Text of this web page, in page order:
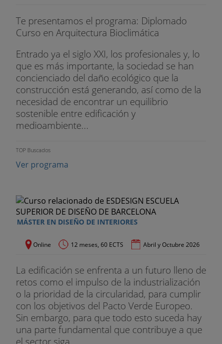
Te presentamos el programa: Diplomado
Curso en Arquitectura Bioclimática
Entrado ya el siglo XXI, los profesionales y, lo
que es más importante, la sociedad se han
concienciado del daño ecológico que la
construcción está generando, así como de la
necesidad de encontrar un equilibrio
sostenible entre edificación y
medioambiente...
TOP Buscados
Ver programa
MÁSTER EN DISEÑO DE INTERIORES
Online 12 meses, 60 ECTS Abril y Octubre 2026
La edificación se enfrenta a un futuro lleno de
retos como el impulso de la industrialización
o la prioridad de la circularidad, para cumplir
con los objetivos del Pacto Verde Europeo.
Sin embargo, para que todo esto suceda hay
una parte fundamental que contribuye a que